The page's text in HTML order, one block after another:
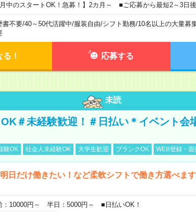
月中のスタートOK！急募！】2カ月～ ■ご応募から最短2～3日
書不要/40～50代活躍中/服装自由/シフト勤務/10名以上の大量募
！ 応募する
未読
＃未経験歓迎！＃日払い＊イベント会
験OK 社会人未経験OK 大学生歓迎 ブランクOK WEB登録・面
日だけ働きたい！など柔軟シフトで働き方選べま
：10000円～ 半日：5000円～ ■日払いOK！